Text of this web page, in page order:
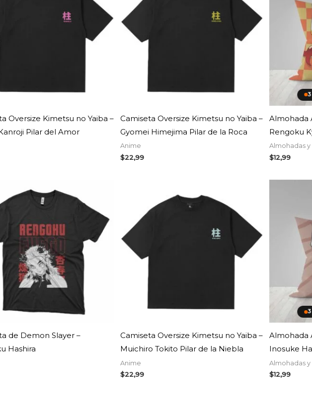
Oversize Kimetsu no Yaiba –
Pilar del Amor
Camiseta Oversize Kimetsu no Yaiba –
Gyomei Himejima Pilar de la Roca
Anime
$22,99
3
Almohada
Rengoku
Almohadas
$12,99
de Demon Slayer –
Hashira
Camiseta Oversize Kimetsu no Yaiba –
Muichiro Tokito Pilar de la Niebla
Anime
$22,99
3
Almohada
Inosuke
Almohadas
$12,99